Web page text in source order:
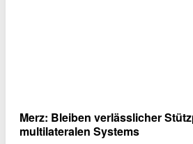
Merz: Bleiben verlässlicher
multilateralen Systems